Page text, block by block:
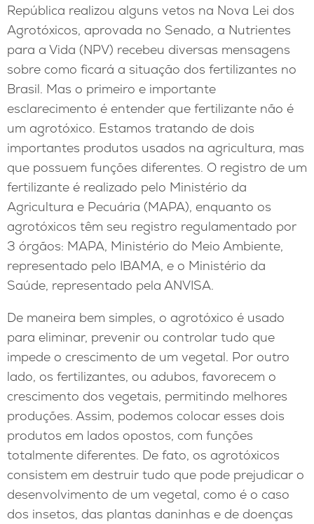
República realizou alguns vetos na Nova Lei dos
Agrotóxicos, aprovada no Senado, a Nutrientes
para a Vida (NPV) recebeu diversas mensagens
sobre como ficará a situação dos fertilizantes no
Brasil. Mas o primeiro e importante
esclarecimento é entender que fertilizante não é
um agrotóxico. Estamos tratando de dois
importantes produtos usados na agricultura, mas
que possuem funções diferentes. O registro de um
fertilizante é realizado pelo Ministério da
Agricultura e Pecuária (MAPA), enquanto os
agrotóxicos têm seu registro regulamentado por
3 órgãos: MAPA, Ministério do Meio Ambiente,
representado pelo IBAMA, e o Ministério da
Saúde, representado pela ANVISA.
De maneira bem simples, o agrotóxico é usado
para eliminar, prevenir ou controlar tudo que
impede o crescimento de um vegetal. Por outro
lado, os fertilizantes, ou adubos, favorecem o
crescimento dos vegetais, permitindo melhores
produções. Assim, podemos colocar esses dois
produtos em lados opostos, com funções
totalmente diferentes. De fato, os agrotóxicos
consistem em destruir tudo que pode prejudicar o
desenvolvimento de um vegetal, como é o caso
dos insetos, das plantas daninhas e de doenças